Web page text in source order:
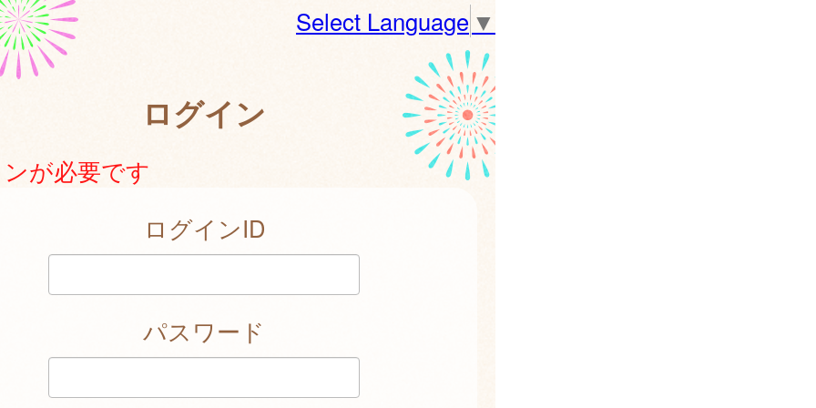
Select Language ▼
ログイン
が必要です
ログインID
パスワード